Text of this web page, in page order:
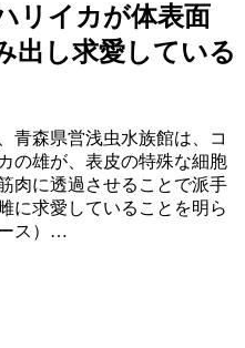
リイカが体表面
出し求愛している
青森県営浅虫水族館は、コ
の雄が、表皮の特殊な細胞
肉に透過させることで派手
に求愛していることを明ら
ス）…